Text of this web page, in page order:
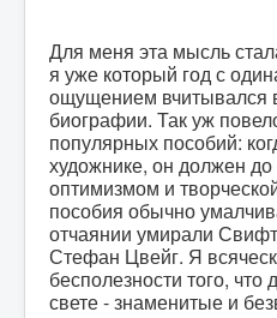
Для меня эта мысль
я уже который год с
ощущением вчитывался
биографии. Так уж
популярных пособий:
художнике, он должен
оптимизмом и
пособия обычно
отчаянии умирали
Стефан Цвейг. Я
бесполезности того,
свете - знаменитые и